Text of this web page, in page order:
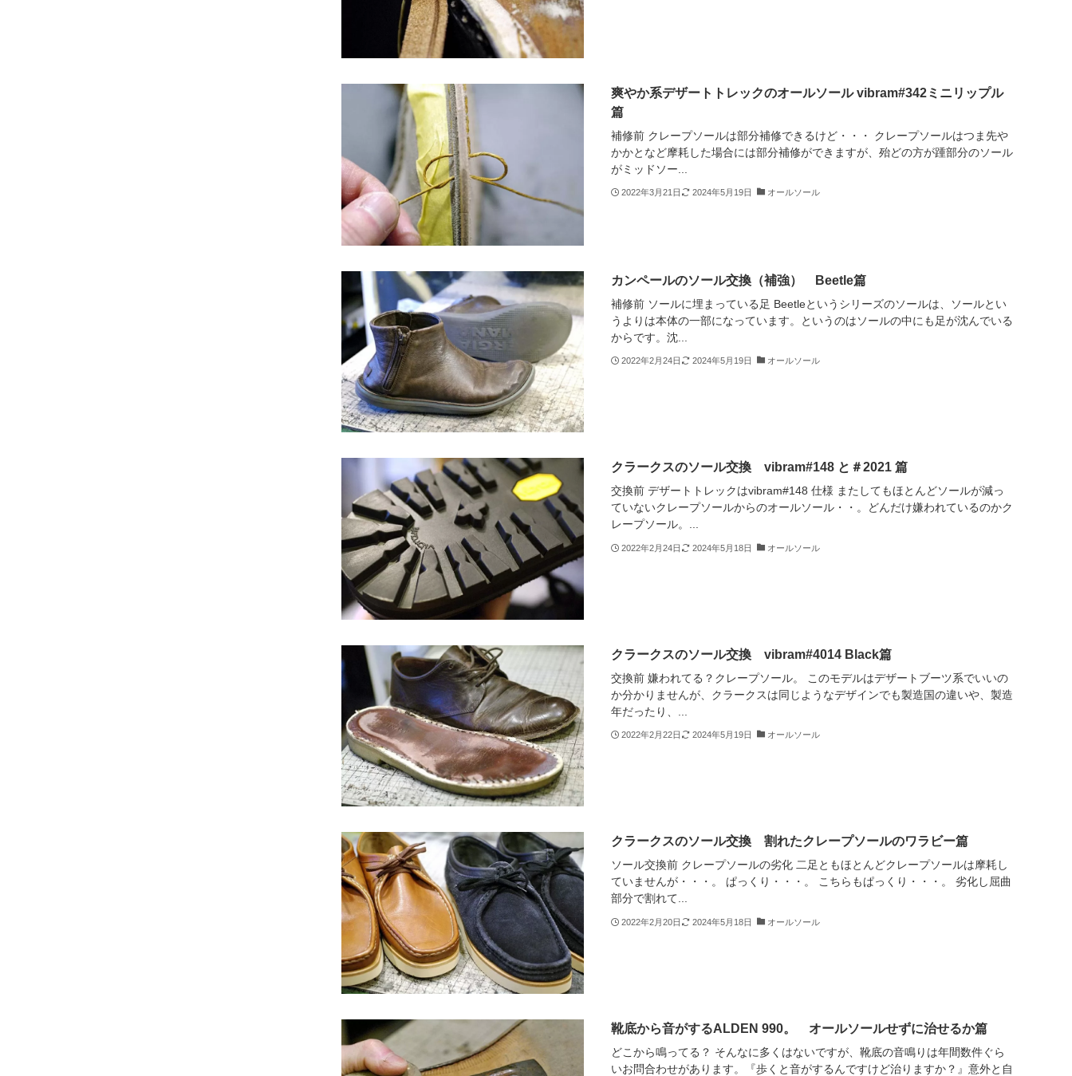
爽やか系デザートトレックのオールソール vibram#342ミニリップル
篇
補修前 クレープソールは部分補修できるけど・・・ クレープソールはつま先や
かかとなど摩耗した場合には部分補修ができますが、殆どの方が踵部分のソール
がミッドソー...
2022年3月21日 2024年5月19日 オールソール
カンペールのソール交換（補強） Beetle篇
補修前 ソールに埋まっている足 Beetleというシリーズのソールは、ソールとい
うよりは本体の一部になっています。というのはソールの中にも足が沈んでいる
からです。沈...
2022年2月24日 2024年5月19日 オールソール
クラークスのソール交換 vibram#148 と＃2021 篇
交換前 デザートトレックはvibram#148 仕様 またしてもほとんどソールが減っ
ていないクレープソールからのオールソール・・。どんだけ嫌われているのかク
レープソール。...
2022年2月24日 2024年5月18日 オールソール
クラークスのソール交換 vibram#4014 Black篇
交換前 嫌われてる？クレープソール。 このモデルはデザートブーツ系でいいの
か分かりませんが、クラークスは同じようなデザインでも製造国の違いや、製造
年だったり、...
2022年2月22日 2024年5月19日 オールソール
クラークスのソール交換 割れたクレープソールのワラビー篇
ソール交換前 クレープソールの劣化 二足ともほとんどクレープソールは摩耗し
ていませんが・・・。 ぱっくり・・・。 こちらもぱっくり・・・。 劣化し屈曲
部分で割れて...
2022年2月20日 2024年5月18日 オールソール
靴底から音がするALDEN 990。 オールソールせずに治せるか篇
どこから鳴ってる？ そんなに多くはないですが、靴底の音鳴りは年間数件ぐら
いお問合わせがあります。『歩くと音がするんですけど治りますか？』意外と自